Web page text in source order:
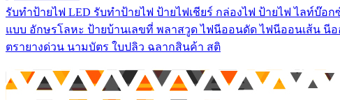
รับทําป้ายไฟ LED รับทำป้ายไฟ ป้ายไฟเชียร์ กล่องไฟ ป้ายไฟ ไลท์บ๊อ
แบบ อักษรโลหะ ป้ายบ้านเลขที่ พลาสวูด ไฟนีออนดัด ไฟนีออนเส้น นีออ
ตรายางด่วน นามบัตร ใบปลิว ฉลากสินค้า สติ